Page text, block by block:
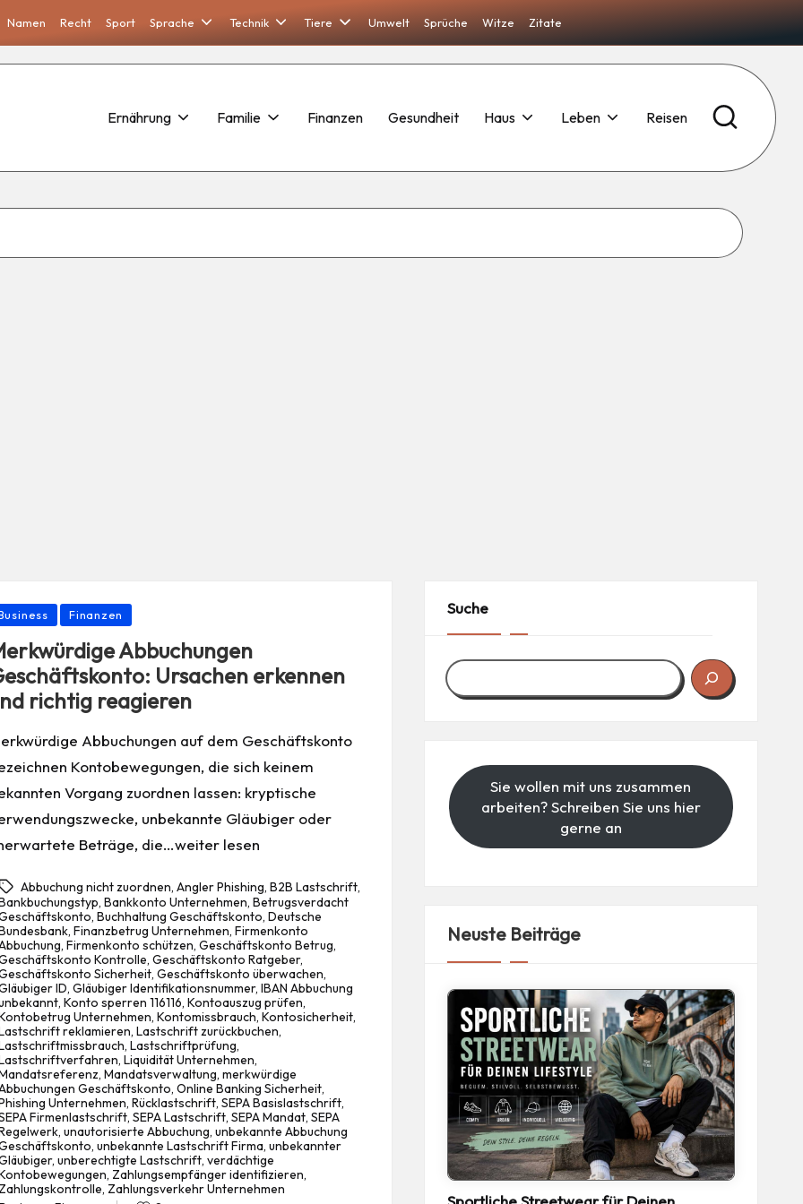
Namen Recht Sport Sprache Technik Tiere Umwelt Sprüche Witze Zitate
Ernährung Familie Finanzen Gesundheit Haus Leben Reisen
Finanzen
Abbuchungen
Ursachen erkennen
richtig reagieren
Abbuchungen auf dem Geschäftskonto
Kontobewegungen, die sich keinem
Vorgang zuordnen lassen: kryptische
unbekannte Gläubiger oder
Beträge, die…weiter lesen
Abbuchung nicht zuordnen,Angler Phishing,B2B Lastschrift,
, Bankkonto Unternehmen, Betrugsverdacht
, Buchhaltung Geschäftskonto, Deutsche
, Finanzbetrug Unternehmen, Firmenkonto
, Firmenkonto schützen, Geschäftskonto Betrug,
Kontrolle, Geschäftskonto Ratgeber,
Sicherheit, Geschäftskonto überwachen,
ID, Gläubiger Identifikationsnummer, IBAN Abbuchung
, Konto sperren 116116, Kontoauszug prüfen,
Unternehmen, Kontomissbrauch, Kontosicherheit,
reklamieren, Lastschrift zurückbuchen,
, Lastschriftprüfung,
, Liquidität Unternehmen,
, Mandatsverwaltung, merkwürdige
Geschäftskonto, Online Banking Sicherheit,
Unternehmen, Rücklastschrift, SEPA Basislastschrift,
Firmenlastschrift, SEPA Lastschrift, SEPA Mandat, SEPA
, unautorisierte Abbuchung, unbekannte Abbuchung
, unbekannte Lastschrift Firma, unbekannter
, unberechtigte Lastschrift, verdächtige
, Zahlungsempfänger identifizieren,
Zahlungskontrolle, Zahlungsverkehr Unternehmen
Suche
Sie wollen mit uns zusammen
arbeiten? Schreiben Sie uns hier
gerne an
Neuste Beiträge